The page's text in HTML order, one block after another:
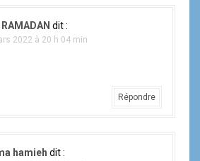
dit :
2022 à 20 h 04 min
Répondre
hamieh dit :